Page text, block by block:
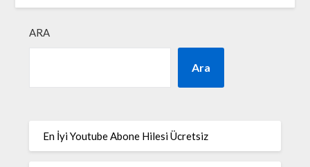
ARA
Ara
En İyi Youtube Abone Hilesi Ücretsiz